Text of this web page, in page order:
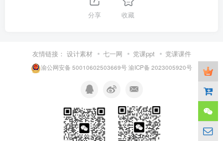
分享 收藏
友情链接： 设计素材 七一网 党课ppt 党课课件
渝公网安备 50010602503669号渝ICP备 2023005920号